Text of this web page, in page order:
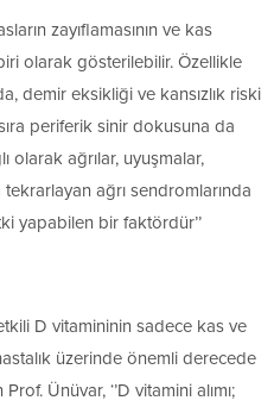
zayıflamasının ve kas
olarak gösterilebilir. Özellikle
demir eksikliği ve kansızlık riski
periferik sinir dokusuna da
olarak ağrılar, uyuşmalar,
ağrı sendromlarında
yapabilen bir faktördür’’
D vitamininin sadece kas ve
üzerinde önemli derecede
Ünüvar, ‘’D vitamini alımı;